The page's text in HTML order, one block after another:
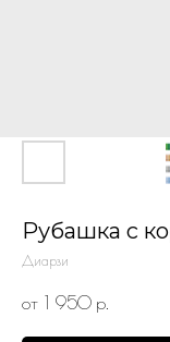
Рубашка с
Диарзи
от 1 950 р.